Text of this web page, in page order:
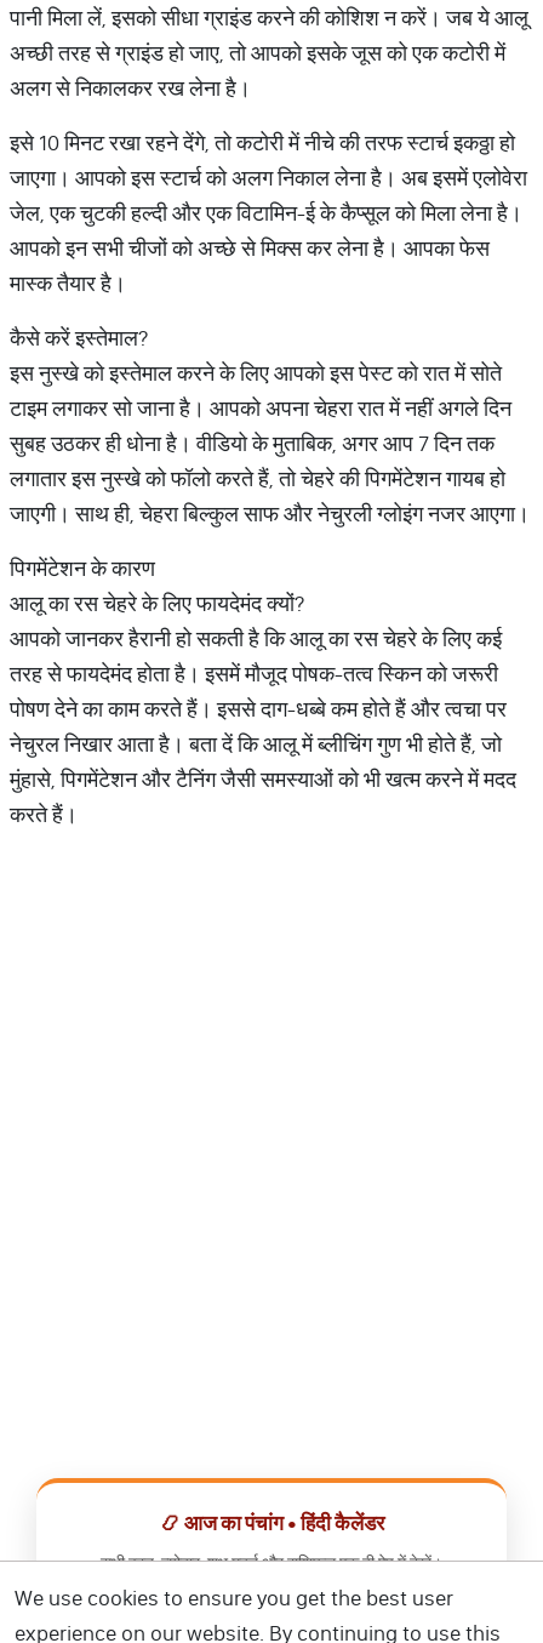
पानी मिला लें, इसको सीधा ग्राइंड करने की कोशिश न करें। जब ये आलू
अच्छी तरह से ग्राइंड हो जाए, तो आपको इसके जूस को एक कटोरी में
अलग से निकालकर रख लेना है।
इसे 10 मिनट रखा रहने देंगे, तो कटोरी में नीचे की तरफ स्टार्च इकठ्ठा हो
जाएगा। आपको इस स्टार्च को अलग निकाल लेना है। अब इसमें एलोवेरा
जेल, एक चुटकी हल्दी और एक विटामिन-ई के कैप्सूल को मिला लेना है।
आपको इन सभी चीजों को अच्छे से मिक्स कर लेना है। आपका फेस
मास्क तैयार है।
कैसे करें इस्तेमाल?
इस नुस्खे को इस्तेमाल करने के लिए आपको इस पेस्ट को रात में सोते
टाइम लगाकर सो जाना है। आपको अपना चेहरा रात में नहीं अगले दिन
सुबह उठकर ही धोना है। वीडियो के मुताबिक, अगर आप 7 दिन तक
लगातार इस नुस्खे को फॉलो करते हैं, तो चेहरे की पिगमेंटेशन गायब हो
जाएगी। साथ ही, चेहरा बिल्कुल साफ और नेचुरली ग्लोइंग नजर आएगा।
पिगमेंटेशन के कारण
आलू का रस चेहरे के लिए फायदेमंद क्यों?
आपको जानकर हैरानी हो सकती है कि आलू का रस चेहरे के लिए कई
तरह से फायदेमंद होता है। इसमें मौजूद पोषक-तत्व स्किन को जरूरी
पोषण देने का काम करते हैं। इससे दाग-धब्बे कम होते हैं और त्वचा पर
नेचुरल निखार आता है। बता दें कि आलू में ब्लीचिंग गुण भी होते हैं, जो
मुंहासे, पिगमेंटेशन और टैनिंग जैसी समस्याओं को भी खत्म करने में मदद
करते हैं।
📿 आज का पंचांग • हिंदी कैलेंडर
सभी व्रत, त्योहार, शुभ मुहूर्त और राशिफल एक ही ऐप में देखें।
📅 हिंदी कैलेंडर ऐप डाउनलोड करें
We use cookies to ensure you get the best user
experience on our website. By continuing to use this